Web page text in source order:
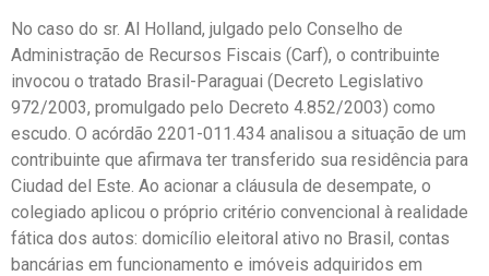
No caso do sr. Al Holland, julgado pelo Conselho de
Administração de Recursos Fiscais (Carf), o contribuinte
invocou o tratado Brasil-Paraguai (Decreto Legislativo
972/2003, promulgado pelo Decreto 4.852/2003) como
escudo. O acórdão 2201-011.434 analisou a situação de um
contribuinte que afirmava ter transferido sua residência para
Ciudad del Este. Ao acionar a cláusula de desempate, o
colegiado aplicou o próprio critério convencional à realidade
fática dos autos: domicílio eleitoral ativo no Brasil, contas
bancárias em funcionamento e imóveis adquiridos em